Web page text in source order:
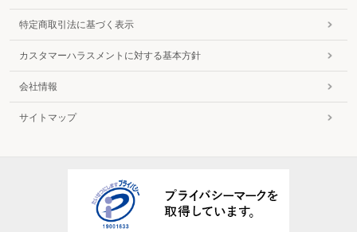
特定商取引法に基づく表示
カスタマーハラスメントに対する基本方針
会社情報
サイトマップ